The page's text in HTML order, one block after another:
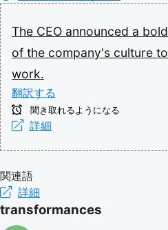
The CEO announced a bold
of the company's culture to
work.
翻訳する
聞き取れるようになる
詳細
関連語
詳細
transformances